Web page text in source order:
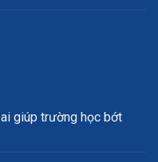
giúp trường học bớt